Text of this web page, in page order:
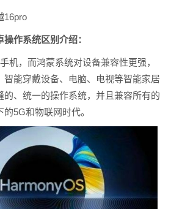
16pro
作系统区别介绍：
机，而鸿蒙系统对设备兼容性更强，
智能穿戴设备、电脑、电视等智能家居
的、统一的操作系统，并且兼容所有的
5G和物联网时代。